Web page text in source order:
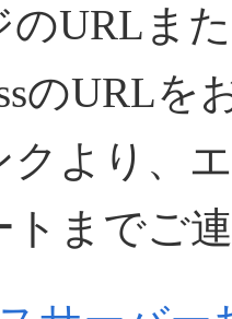
のURLま
のURL
クより、
トまでご